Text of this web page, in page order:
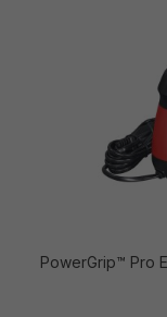
PowerGrip™ Pro